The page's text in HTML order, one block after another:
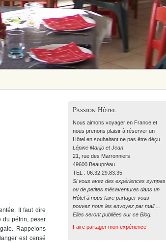
Il faut dire
du pétrin, peser
Rappelons
est censé
Passion Hôtel
Nous aimons voyager en France et
nous prenons plaisir à réserver un
Hôtel en souhaitant ne pas être déçu.
Lépine Marijo et Jean
21, rue des Marronniers
49600 Beaupréau
TEL : 06.32.29.83.35
Si vous avez des expériences sympas
ou de petites mésaventures dans un
Hôtel à nous faire partager vous
pouvez nous les envoyez par mail ...
Elles seront publiées sur ce Blog.
Faire partager mon expérience